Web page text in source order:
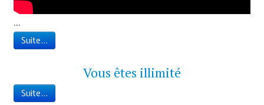
...
Suite...
Vous êtes illimité
Suite...